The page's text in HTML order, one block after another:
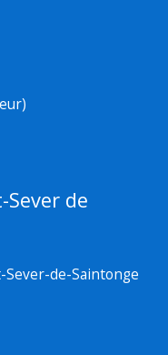
de
Sever-de-Saintonge